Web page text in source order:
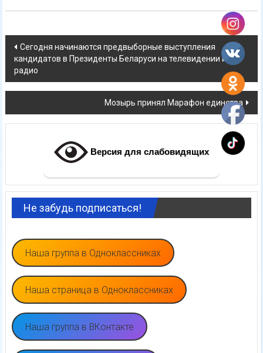
Навигация
по
записям
Сегодня начинаются предвыборные выступления
кандидатов в Президенты Беларуси на телевидении и
радио
Мозырь принял Марафон единства
Версия для слабовидящих
Не забудь подписаться!
Наша группа в Одноклассниках
Наша страница в Одноклассниках
Наша группа в ВКонтакте